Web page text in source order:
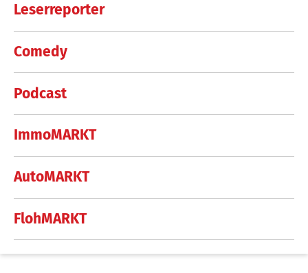
Leserreporter
Comedy
Podcast
ImmoMARKT
AutoMARKT
FlohMARKT